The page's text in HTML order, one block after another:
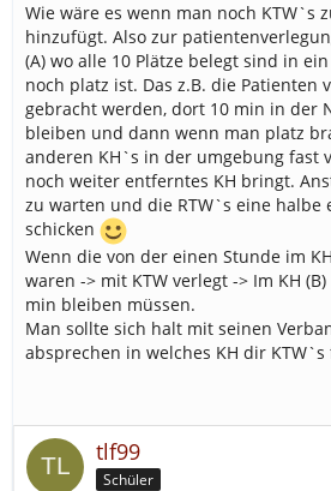
Wie wäre es wenn man noch KTW`s
hinzufügt. Also zur
(A) wo alle 10 Plätze belegt sind in
noch platz ist. Das z.B. die Patienten
gebracht werden, dort 10 min in der
bleiben und dann wenn man platz
anderen KH`s in der umgebung fast
noch weiter entferntes KH bringt.
zu warten und die RTW`s eine halbe
schicken
Wenn die von der einen Stunde im
waren -> mit KTW verlegt -> Im KH
min bleiben müssen.
Man sollte sich halt mit seinen
absprechen in welches KH dir
tlf99
Schüler